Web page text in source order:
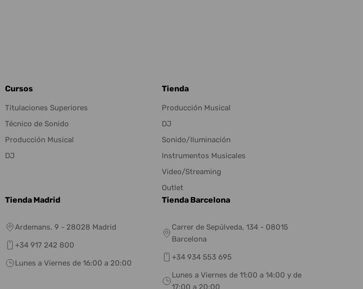
Cursos
Titulaciones Superiores
Técnico de Sonido
Producción Musical
DJ
Tienda
Producción Musical
DJ
Sonido/Iluminación
Instrumentos Musicales
Video/Streaming
Outlet
Tienda Madrid
Ardemans, 9 - 28028 Madrid
+34 917 242 800
Lunes a Viernes de 16:00 a 20:00
Tienda Barcelona
Carrer de Sepúlveda, 134 - 08015
Barcelona
+34 934 553 695
Lunes a Viernes de 11:00 a 14:00 y de